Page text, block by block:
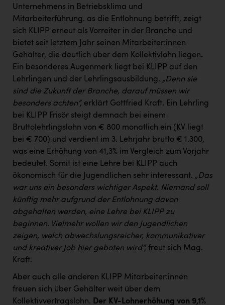
ZGONC
ZULuft - Zukunft Luft Austria
z.l.ö.
Österreichisches Hebammengremium
Wirtschaftskammer OÖ Energiehandel
Dopgas
kunden basics
kontakt
Unternehmens in Betriebsklima und
Mitarbeiterführung. as die Entlohnung betrifft, zeigt
sich KLIPP erneut als Vorreiter in der Branche und
bietet seit letztem Jahr seinen Mitarbeiter:innen
Gehälter, die deutlich über dem Kollektivlohn liegen.
Ein besonderes Augenmerk liegt bei KLIPP auf den
Lehrlingen und der Lehrlingsausbildung. „Denn sie
sind die Zukunft der Branche, darauf müssen wir
besonders achten“, erklärt Gottfried Kraft. Ein Lehrling
bei KLIPP Frisör steigt demnach bei einem
Bruttolehrlingslohn von € 800 monatlich ein (KV liegt
bei € 700) und verdient im 3. Lehrjahr brutto € 1.300,
was eine Erhöhung von 41,3% im Vergleich zum Vorjahr
bedeutet. Somit ist eine Lehre bei KLIPP auch
ökonomisch für die Jugendlichen sehr interessant. „Das
war uns ein besonders wichtiger Aspekt. Niemand soll
künftig mehr aufgrund der Entlohnung davon
abgehalten werden, eine Lehre bei KLIPP zu
beginnen. Vielmehr wollen wir den Jugendlichen
zeigen, welch abwechslungsreicher, kommunikativer
und kreativer Job hier geboten wird“, freut sich Mag.
Kraft.
Aber auch alle anderen KLIPP Mitarbeiter:innen
freuen sich über Gehälter weit über dem
Kollektivvertragslohn. Der KV-Lohnerhöhung von 9,1%